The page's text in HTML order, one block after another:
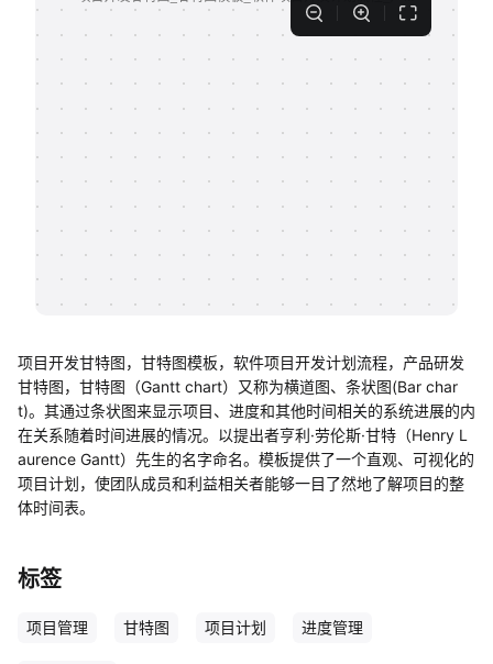
私有化部署
客户案例
支持
项目开发甘特图，甘特图模板，软件项目开发计划流程，产品研发
甘特图，甘特图（Gantt chart）又称为横道图、条状图(Bar char
t)。其通过条状图来显示项目、进度和其他时间相关的系统进展的内
在关系随着时间进展的情况。以提出者亨利·劳伦斯·甘特（Henry L
aurence Gantt）先生的名字命名。模板提供了一个直观、可视化的
项目计划，使团队成员和利益相关者能够一目了然地了解项目的整
体时间表。
标签
项目管理 甘特图 项目计划 进度管理